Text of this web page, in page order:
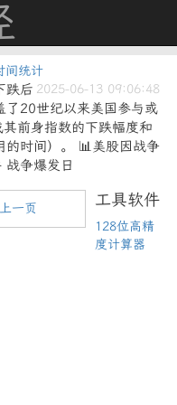
间统计
2025-06-13 09:06:48
跌后
了20世纪以来美国参与或
前身指数的下跌幅度和
的时间）。 📊美股因战争
争爆发日
上一页 工具软件
128位高精
度计算器